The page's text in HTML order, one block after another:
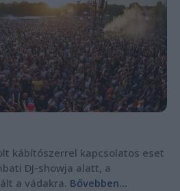
kábítószerrel kapcsolatos eset
DJ-showja alatt, a
a vádakra. Bővebben...